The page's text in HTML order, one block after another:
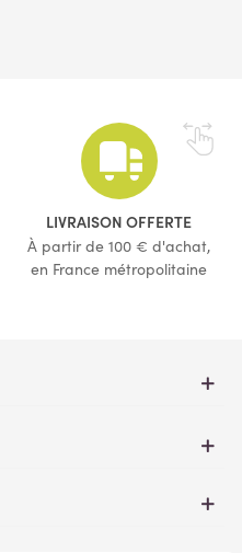
LIVRAISON OFFERTE
À partir de 100 € d'achat,
en France métropolitaine